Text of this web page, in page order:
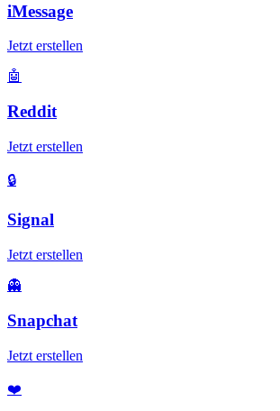
iMessage
Jetzt erstellen
🤖
Reddit
Jetzt erstellen
🔒
Signal
Jetzt erstellen
👻
Snapchat
Jetzt erstellen
❤️